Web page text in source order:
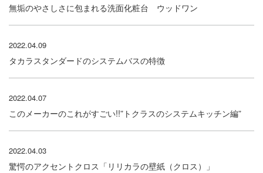
無垢のやさしさに包まれる洗面化粧台 ウッドワン
2022.04.09
タカラスタンダードのシステムバスの特徴
2022.04.07
このメーカーのこれがすごい!!”トクラスのシステムキッチン編”
2022.04.03
驚愕のアクセントクロス「リリカラの壁紙（クロス）」